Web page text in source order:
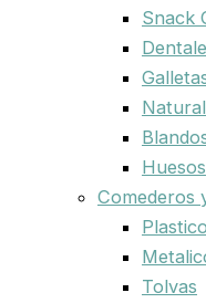
Snack
Huesos
Comederos
Plastico
Tolvas